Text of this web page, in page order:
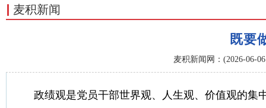
麦积新闻
既要
麦积新闻网：(2026-06-
政绩观是党员干部世界观、人生观、价值观的集